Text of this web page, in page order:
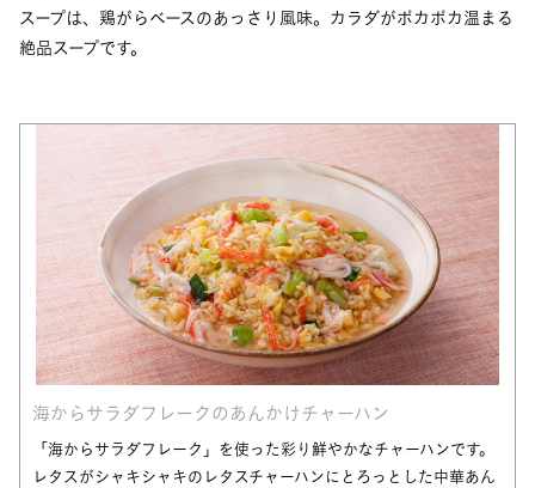
スープは、鶏がらベースのあっさり風味。カラダがポカポカ温まる
絶品スープです。
海からサラダフレークのあんかけチャーハン
「海からサラダフレーク」を使った彩り鮮やかなチャーハンです。
レタスがシャキシャキのレタスチャーハンにとろっとした中華あん